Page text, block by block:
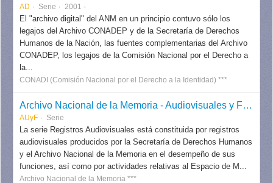
AD Serie 2001 -
El "archivo digital" del ANM en un principio contuvo sólo los
legajos del Archivo CONADEP y de la Secretaría de Derechos
Humanos de la Nación, las fuentes complementarias del Archivo
CONADEP, los legajos de la Comisión Nacional por el Derecho a
la...
CONADI (Comisión Nacional por el Derecho a la Identidad) ***
Archivo Nacional de la Memoria - Audiovisuales y Fotografías
AUyF Serie
La serie Registros Audiovisuales está constituida por registros
audiovisuales producidos por la Secretaría de Derechos Humanos
y el Archivo Nacional de la Memoria en el desempeño de sus
funciones, así como por actividades relativas al Espacio de M...
Archivo Nacional de la Memoria ***